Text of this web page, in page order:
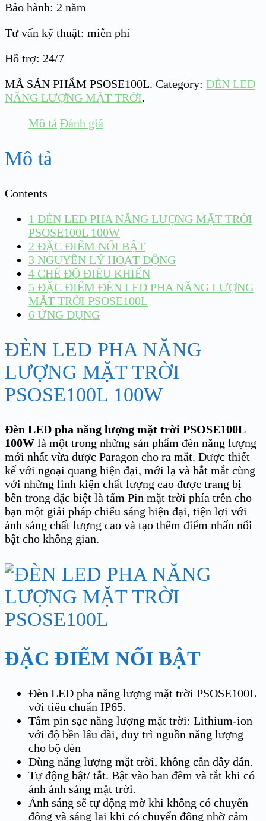
Bảo hành: 2 năm
Tư vấn kỹ thuật: miễn phí
Hỗ trợ: 24/7
MÃ SẢN PHẨM PSOSE100L. Category: ĐÈN LED
NĂNG LƯỢNG MẶT TRỜI.
Mô tả Đánh giá
Mô tả
Contents
1 ĐÈN LED PHA NĂNG LƯỢNG MẶT TRỜI
PSOSE100L 100W
2 ĐẶC ĐIỂM NỔI BẬT
3 NGUYÊN LÝ HOẠT ĐỘNG
4 CHẾ ĐỘ ĐIỀU KHIỂN
5 ĐẶC ĐIỂM ĐÈN LED PHA NĂNG LƯỢNG
MẶT TRỜI PSOSE100L
6 ỨNG DỤNG
ĐÈN LED PHA NĂNG
LƯỢNG MẶT TRỜI
PSOSE100L 100W
Đèn LED pha năng lượng mặt trời PSOSE100L
100W là một trong những sản phẩm đèn năng lượng
mới nhất vừa được Paragon cho ra mắt. Được thiết
kế với ngoại quang hiện đại, mới lạ và bắt mắt cùng
với những linh kiện chất lượng cao được trang bị
bên trong đặc biệt là tấm Pin mặt trời phía trên cho
bạn một giải pháp chiếu sáng hiện đại, tiện lợi với
ánh sáng chất lượng cao và tạo thêm điểm nhấn nổi
bật cho không gian.
ĐẶC ĐIỂM NỔI BẬT
Đèn LED pha năng lượng mặt trời PSOSE100L
với tiêu chuẩn IP65.
Tấm pin sạc năng lượng mặt trời: Lithium-ion
với độ bền lâu dài, duy trì nguồn năng lượng
cho bộ đèn
Dùng năng lượng mặt trời, không cần dây dẫn.
Tự động bật/ tắt. Bật vào ban đêm và tắt khi có
ánh ánh sáng mặt trời.
Ánh sáng sẽ tự động mờ khi không có chuyển
động và sáng lại khi có chuyển động nhờ cảm